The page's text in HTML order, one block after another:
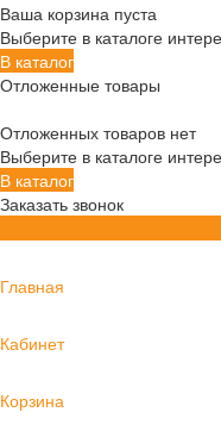
Ваша корзина пуста
Выберите в каталоге
В каталог
Отложенные товары
Отложенных товаров нет
Выберите в каталоге
В каталог
Заказать звонок
Главная
Кабинет
Корзина